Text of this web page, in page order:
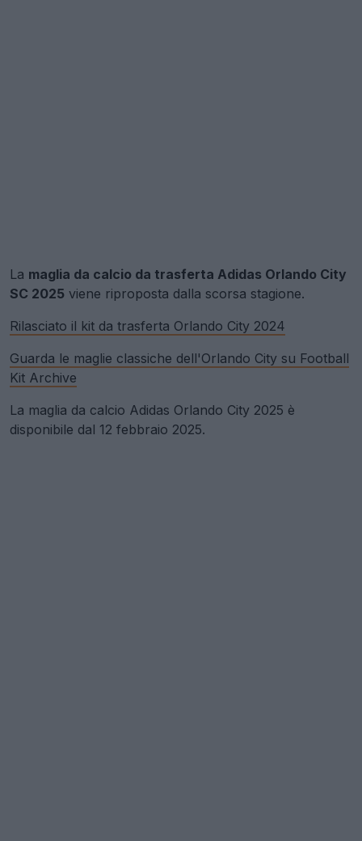
La maglia da calcio da trasferta Adidas Orlando City
SC 2025 viene riproposta dalla scorsa stagione.
Rilasciato il kit da trasferta Orlando City 2024
Guarda le maglie classiche dell'Orlando City su Football
Kit Archive
La maglia da calcio Adidas Orlando City 2025 è
disponibile dal 12 febbraio 2025.